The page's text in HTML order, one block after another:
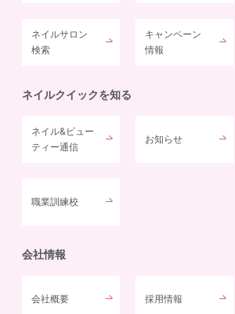
ネイルサロン
検索
キャンペーン
情報
ネイルクイックを知る
ネイル&ビュー
ティー通信
お知らせ
職業訓練校
会社情報
会社概要 採用情報